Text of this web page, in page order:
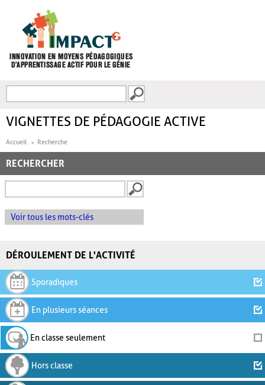
FORMULAIRE DE
VIGNETTES DE PÉDAGOGIE ACTIVE
Accueil Recherche
RECHERCHER
Voir tous les mots-clés
DÉROULEMENT DE L'ACTIVITÉ
Sporadiques
En plusieurs séances
En classe seulement
Hors classe